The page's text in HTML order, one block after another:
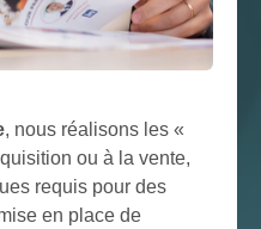
, nous réalisons les «
ou à la vente,
requis pour des
en place de